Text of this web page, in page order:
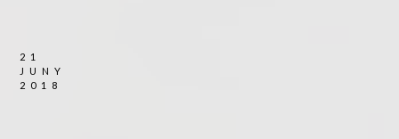
21
JUNY
2018